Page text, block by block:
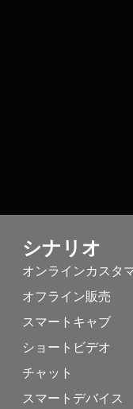
シナリオ
オンラインカスタ
オフライン販売
スマートキャブ
ショートビデオ
チャット
スマートデバイス